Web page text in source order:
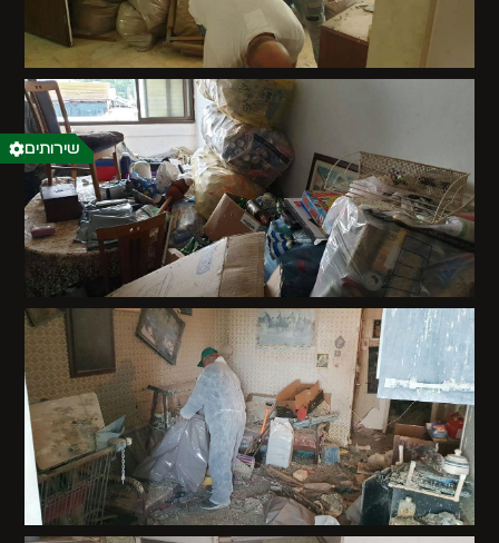
שירותים